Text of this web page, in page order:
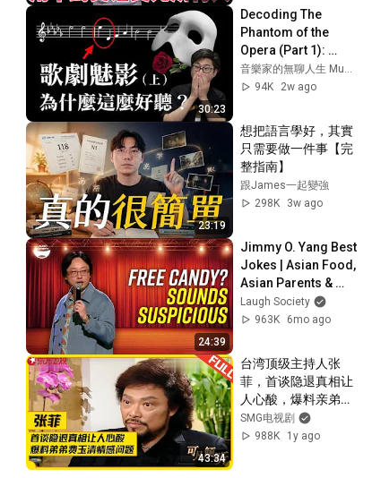
30:23
Decoding The
Phantom of the
Opera (Part 1):
Mind-Blowing
Musical
Just Two Notes...
音樂家的無聊人生 Musecow
94K
2w ago
23:19
想把語言學好，其實
只需要做一件事【完
整指南】
跟James一起變強
298K
3w ago
24:39
Jimmy O. Yang Best
Jokes | Asian Food,
Asian Parents &
More!
Laugh Society
963K
6mo ago
43:34
台湾顶级主持人张
菲，首谈隐退真相让
人心酸，爆料亲弟弟
费玉清情感问题，73
岁的他如今怎样了？
SMG电视剧
988K
1y ago